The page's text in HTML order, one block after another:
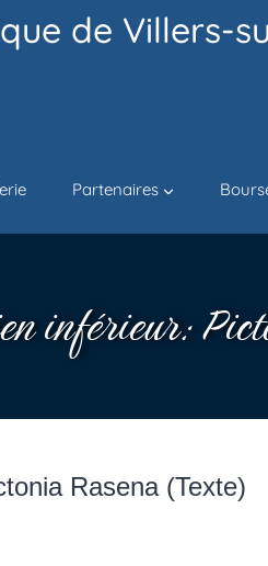
de Villers-
Partenaires
inférieur:
Rasena (Texte)